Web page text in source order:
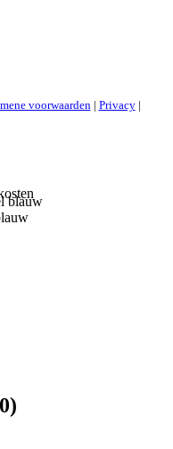
voorwaarden| Privacy|